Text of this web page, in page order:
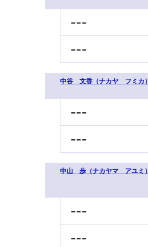
---
---
中谷 文香（ナカヤ フミカ）
---
---
中山 歩（ナカヤマ アユミ）
---
---